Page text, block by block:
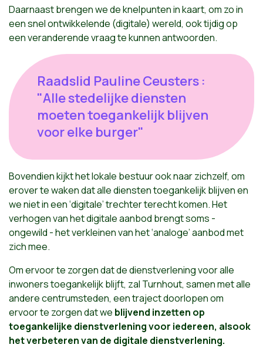
Daarnaast brengen we de knelpunten in kaart, om zo in
een snel ontwikkelende (digitale) wereld, ook tijdig op
een veranderende vraag te kunnen antwoorden.
Raadslid Pauline Ceusters :
"Alle stedelijke diensten
moeten toegankelijk blijven
voor elke burger"
Bovendien kijkt het lokale bestuur ook naar zichzelf, om
erover te waken dat alle diensten toegankelijk blijven en
we niet in een ‘digitale’ trechter terecht komen. Het
verhogen van het digitale aanbod brengt soms -
ongewild - het verkleinen van het ‘analoge’ aanbod met
zich mee.
Om ervoor te zorgen dat de dienstverlening voor alle
inwoners toegankelijk blijft, zal Turnhout, samen met alle
andere centrumsteden, een traject doorlopen om
ervoor te zorgen dat we blijvend inzetten op
toegankelijke dienstverlening voor iedereen, alsook
het verbeteren van de digitale dienstverlening.